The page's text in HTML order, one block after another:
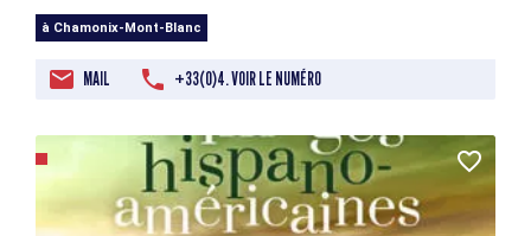
à Chamonix-Mont-Blanc
MAIL +33(0)4. VOIR LE NUMÉRO